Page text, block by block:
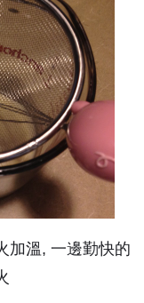
加溫, 一邊勤快的